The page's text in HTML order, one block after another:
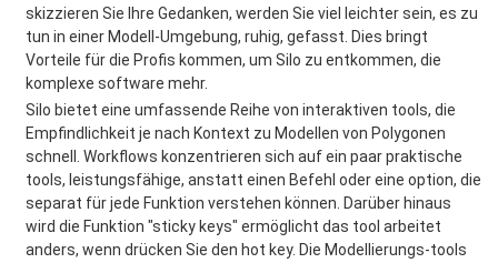
skizzieren Sie Ihre Gedanken, werden Sie viel leichter sein, es zu
tun in einer Modell-Umgebung, ruhig, gefasst. Dies bringt
Vorteile für die Profis kommen, um Silo zu entkommen, die
komplexe software mehr.
Silo bietet eine umfassende Reihe von interaktiven tools, die
Empfindlichkeit je nach Kontext zu Modellen von Polygonen
schnell. Workflows konzentrieren sich auf ein paar praktische
tools, leistungsfähige, anstatt einen Befehl oder eine option, die
separat für jede Funktion verstehen können. Darüber hinaus
wird die Funktion "sticky keys" ermöglicht das tool arbeitet
anders, wenn drücken Sie den hot key. Die Modellierungs-tools